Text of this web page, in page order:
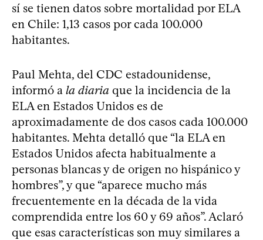
sí se tienen datos sobre mortalidad por ELA
en Chile: 1,13 casos por cada 100.000
habitantes.
Paul Mehta, del CDC estadounidense,
informó a la diaria que la incidencia de la
ELA en Estados Unidos es de
aproximadamente de dos casos cada 100.000
habitantes. Mehta detalló que “la ELA en
Estados Unidos afecta habitualmente a
personas blancas y de origen no hispánico y
hombres”, y que “aparece mucho más
frecuentemente en la década de la vida
comprendida entre los 60 y 69 años”. Aclaró
que esas características son muy similares a